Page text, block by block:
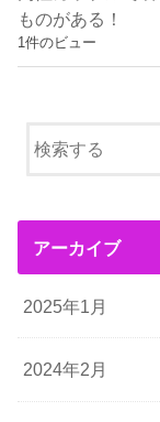
ものがある！
1件のビュー
アーカイブ
2025年1月
2024年2月